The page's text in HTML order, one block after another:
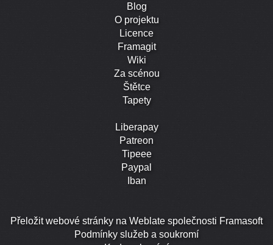
Blog
O projektu
Licence
Framagit
Wiki
Za scénou
Štětce
Tapety
Liberapay
Patreon
Tipeee
Paypal
Iban
Přeložit webové stránky na Weblate společnosti Framasoft
Podmínky služeb a soukromí